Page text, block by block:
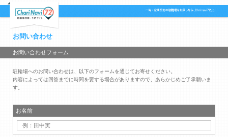
お問い合わせ
お問い合わせフォーム
駐輪場へのお問い合わせは、以下のフォームを通じてお寄せください。
内容によっては回答までに時間を要する場合がありますので、あらかじめご了承願いま
す。
お名前